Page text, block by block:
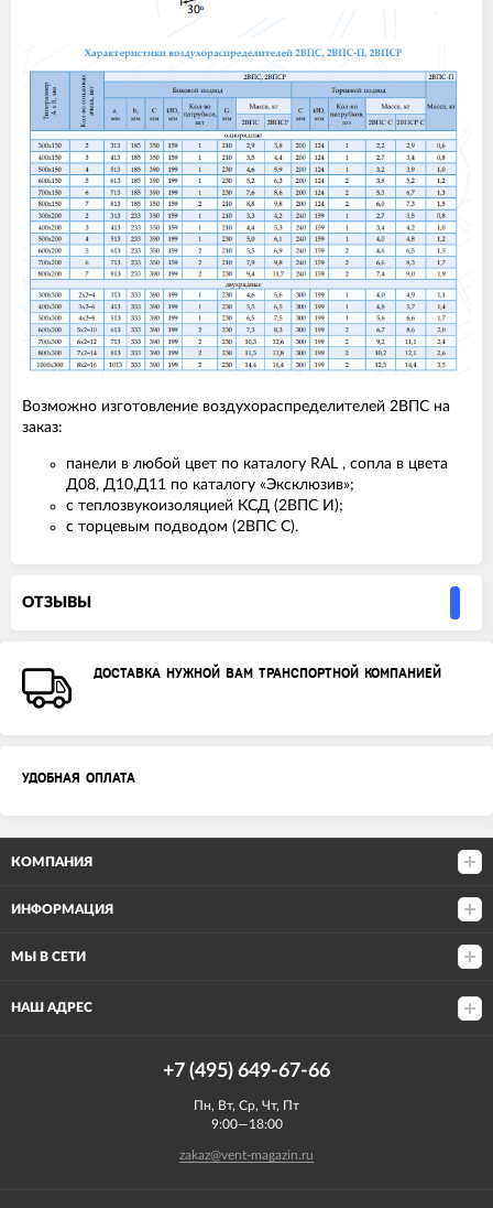
Возможно изготовление воздухораспределителей 2ВПС на
заказ:
панели в любой цвет по каталогу RAL , сопла в цвета
Д08, Д10,Д11 по каталогу «Эксклюзив»;
с теплозвукоизоляцией КСД (2ВПС И);
с торцевым подводом (2ВПС С).
ОТЗЫВЫ
ДОСТАВКА НУЖНОЙ ВАМ ТРАНСПОРТНОЙ КОМПАНИЕЙ
УДОБНАЯ ОПЛАТА
КОМПАНИЯ
ИНФОРМАЦИЯ
МЫ В СЕТИ
НАШ АДРЕС
+7 (495) 649-67-66
Пн, Вт, Ср, Чт, Пт
9:00—18:00
zakaz@vent-magazin.ru